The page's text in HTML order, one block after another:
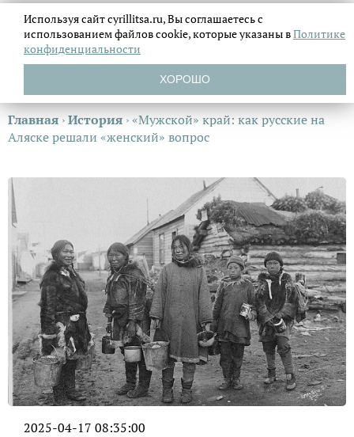
Главная ›История ›«Мужской» край: как русские на
Аляске решали «женский» вопрос
2025-04-17 08:35:00
Используя сайт cyrillitsa.ru, Вы соглашаетесь с
использованием файловcookie, которые указаны вПолитике
конфиденциальности
ХОРОШО